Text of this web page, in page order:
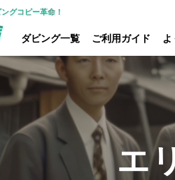
グコピー革命！
ダビング一覧 ご利用ガイド よ
エ